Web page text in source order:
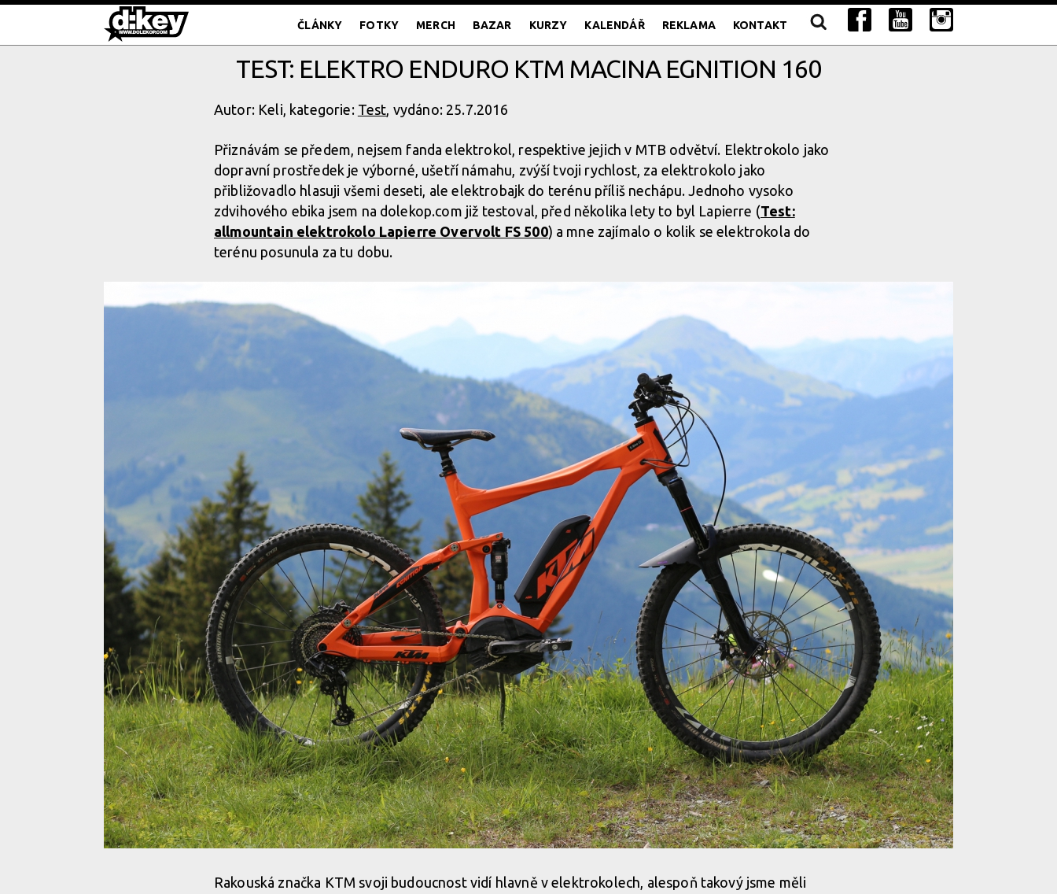
ČLÁNKY FOTKY MERCH BAZAR KURZY KALENDÁŘ REKLAMA KONTAKT
TEST: ELEKTRO ENDURO KTM MACINA EGNITION 160
Autor: Keli, kategorie: Test, vydáno: 25.7.2016
Přiznávám se předem, nejsem fanda elektrokol, respektive jejich v MTB odvětví. Elektrokolo jako
dopravní prostředek je výborné, ušetří námahu, zvýší tvoji rychlost, za elektrokolo jako
přibližovadlo hlasuji všemi deseti, ale elektrobajk do terénu příliš nechápu. Jednoho vysoko
zdvihového ebika jsem na dolekop.com již testoval, před několika lety to byl Lapierre (Test:
allmountain elektrokolo Lapierre Overvolt FS 500) a mne zajímalo o kolik se elektrokola do
terénu posunula za tu dobu.
Rakouská značka KTM svoji budoucnost vidí hlavně v elektrokolech, alespoň takový jsme měli